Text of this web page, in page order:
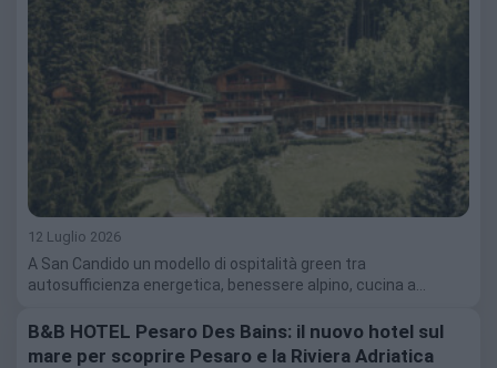
12 Luglio 2026
A San Candido un modello di ospitalità green tra
autosufficienza energetica, benessere alpino, cucina a…
B&B HOTEL Pesaro Des Bains: il nuovo hotel sul
mare per scoprire Pesaro e la Riviera Adriatica